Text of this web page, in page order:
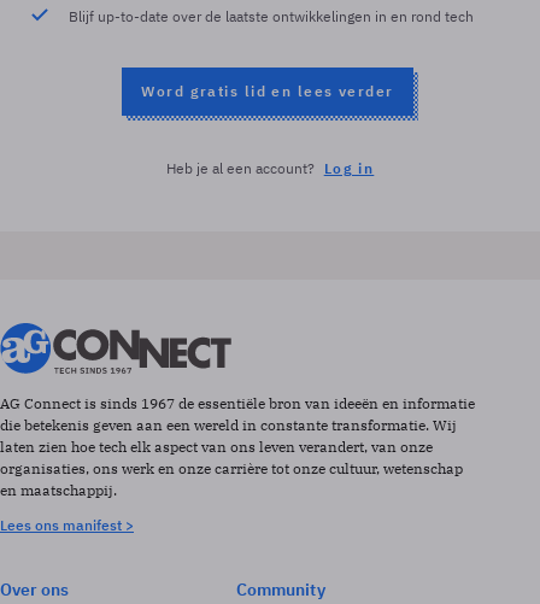
Blijf up-to-date over de laatste ontwikkelingen in en rond tech
Word gratis lid en lees verder
Heb je al een account? Log in
AG Connect is sinds 1967 de essentiële bron van ideeën en informatie
die betekenis geven aan een wereld in constante transformatie. Wij
laten zien hoe tech elk aspect van ons leven verandert, van onze
organisaties, ons werk en onze carrière tot onze cultuur, wetenschap
en maatschappij.
Lees ons manifest >
Over ons
Community